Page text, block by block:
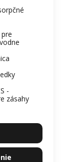
-
zásahy